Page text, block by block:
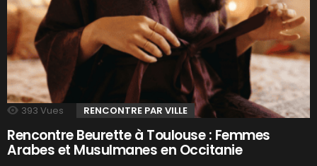
393 Vues RENCONTRE PAR VILLE
Rencontre Beurette à Toulouse : Femmes
Arabes et Musulmanes en Occitanie